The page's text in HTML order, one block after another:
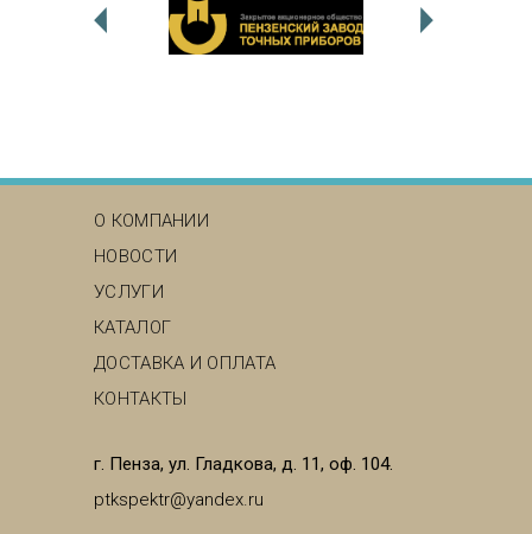
О КОМПАНИИ
НОВОСТИ
УСЛУГИ
КАТАЛОГ
ДОСТАВКА И ОПЛАТА
КОНТАКТЫ
г. Пенза, ул. Гладкова, д. 11, оф. 104.
ptkspektr@yandex.ru